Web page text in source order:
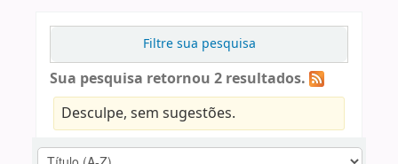
Filtre sua pesquisa
Sua pesquisa retornou 2 resultados.
Desculpe, sem sugestões.